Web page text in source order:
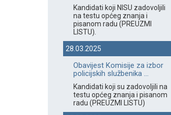
Kandidati koji NISU zadovoljili
na testu općeg znanja i
pisanom radu (PREUZMI
LISTU).
28.03.2025
Obavijest Komisije za izbor
policijskih službenika ...
Kandidati koji su zadovoljili na
testu općeg znanja i pisanom
radu (PREUZMI LISTU)